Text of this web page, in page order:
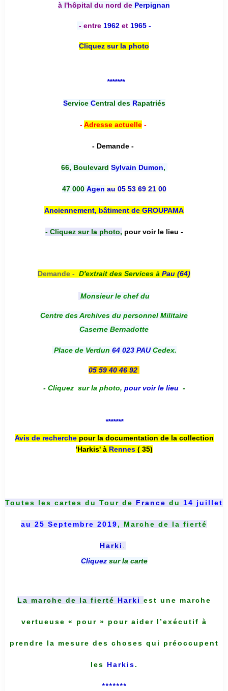
à l'hôpital du nord de Perpignan
- entre 1962 et 1965 -
Cliquez sur la photo
*******
Service Central desRapatriés
-Adresse actuelle-
- Demande -
66, Boulevard Sylvain Dumon,
47 000 Agen au 05 53 69 21 00
Anciennement, bâtiment de GROUPAMA
- Cliquez sur la photo, pour voir le lieu -
Demande - D'extrait des Services à Pau (64)
Monsieur le chef du
Centre des Archives du personnel Militaire
Caserne Bernadotte
Place de Verdun 64 023 PAUCedex.
05 59 40 46 92
- Cliquez sur la photo, pour voir le lieu -
*******
Avis de recherche pour la documentation de la collection
'Harkis' à Rennes( 35)
Toutes les cartes du Tour de France du 14 juillet
au 25 Septembre 2019, Marche de la fierté
Harki
Cliquez sur la carte
La marche de la fierté Harki est une marche
vertueuse « pour » pour aider l’exécutif à
prendre la mesure des choses qui préoccupent
les Harkis.
*******